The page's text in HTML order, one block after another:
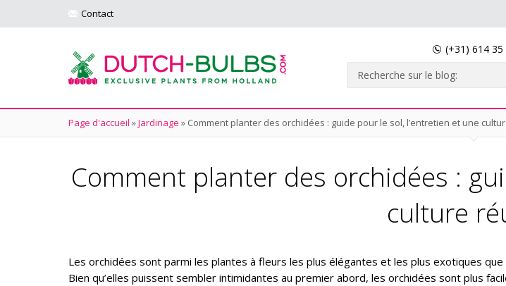
Contact
(+31) 614 35
Page d'accueil »Jardinage » Comment planter des orchidées : guide pour le sol, l’entretien et une
Comment planter des orchidées :
culture
Les orchidées sont parmi les plantes à fleurs les plus élégantes et les plus exotiques que
Bien qu’elles puissent sembler intimidantes au premier abord, les orchidées sont plus